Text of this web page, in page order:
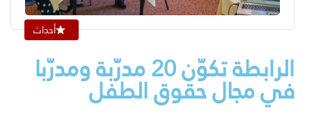
أحداث
الرابطة تكوّن 20 مدرّبة ومدرّبا
في مجال حقوق الطفل